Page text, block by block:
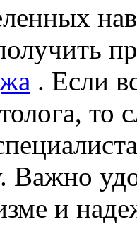
. Если
то
Важно
и